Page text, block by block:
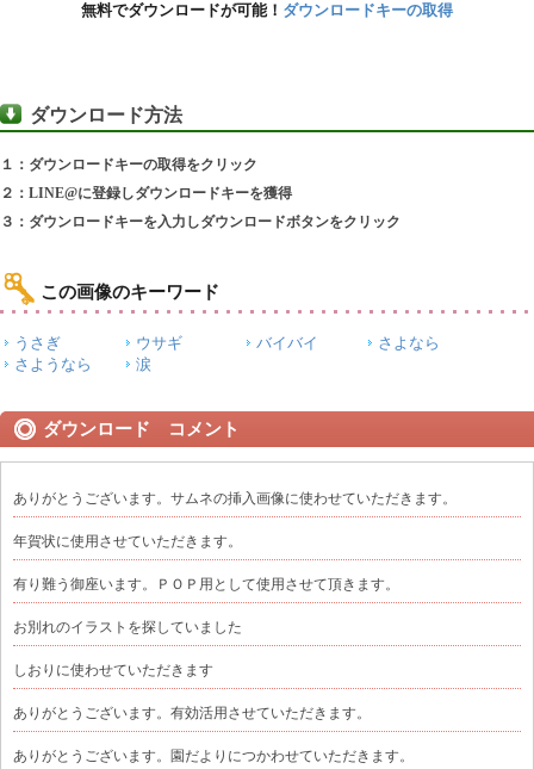
無料でダウンロードが可能！ ダウンロードキーの取得
ダウンロード方法
１：ダウンロードキーの取得をクリック
２：LINE@に登録しダウンロードキーを獲得
３：ダウンロードキーを入力しダウンロードボタンをクリック
この画像のキーワード
うさぎ ウサギ バイバイ
さよなら
さようなら
涙
ダウンロード コメント
ありがとうございます。サムネの挿入画像に使わせていただきます。
年賀状に使用させていただきます。
有り難う御座います。ＰＯＰ用として使用させて頂きます。
お別れのイラストを探していました
しおりに使わせていただきます
ありがとうございます。有効活用させていただきます。
ありがとうございます。園だよりにつかわせていただきます。